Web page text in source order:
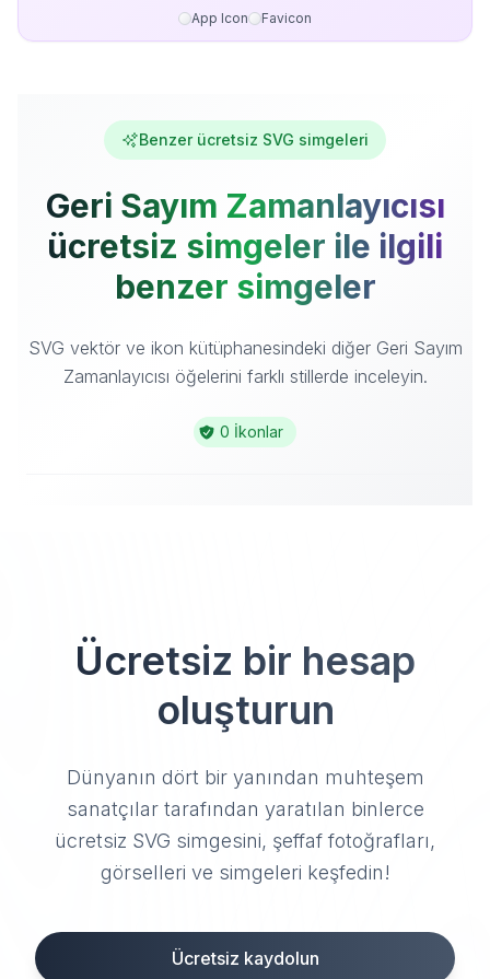
App Icon Favicon
Benzer ücretsiz SVG simgeleri
Geri Sayım Zamanlayıcısı
ücretsiz simgeler ile ilgili
benzer simgeler
SVG vektör ve ikon kütüphanesindeki diğer Geri Sayım
Zamanlayıcısı öğelerini farklı stillerde inceleyin.
0 İkonlar
Ücretsiz bir hesap
oluşturun
Dünyanın dört bir yanından muhteşem
sanatçılar tarafından yaratılan binlerce
ücretsiz SVG simgesini, şeffaf fotoğrafları,
görselleri ve simgeleri keşfedin!
Ücretsiz kaydolun